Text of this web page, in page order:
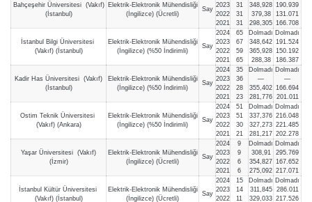
Bahçeşehir Üniversitesi (Vakıf)
(İstanbul)
Elektrik-Elektronik Mühendisliği
(İngilizce) (Ücretli)
Say
2023
2022
2021
31
31
31
348,928
379,38
298,305
190.939
131.071
166.708
İstanbul Bilgi Üniversitesi
(Vakıf) (İstanbul)
Elektrik-Elektronik Mühendisliği
(İngilizce) (%50 İndirimli)
Say
2024
2023
2022
2021
65
67
59
65
Dolmadı
348,642
365,928
288,38
Dolmadı
191.524
150.192
186.387
Kadir Has Üniversitesi (Vakıf)
(İstanbul)
Elektrik-Elektronik Mühendisliği
(İngilizce) (%50 İndirimli)
Say
2024
2023
2022
2021
35
36
28
23
Dolmadı
—
355,402
281,776
Dolmadı
—
166.694
201.011
Ostim Teknik Üniversitesi
(Vakıf) (Ankara)
Elektrik-Elektronik Mühendisliği
(İngilizce) (%50 İndirimli)
Say
2024
2023
2022
2021
51
51
30
21
Dolmadı
337,376
327,273
281,217
Dolmadı
216.048
221.485
202.278
Yaşar Üniversitesi (Vakıf)
(İzmir)
Elektrik-Elektronik Mühendisliği
(İngilizce) (Ücretli)
Say
2024
2023
2022
2021
9
9
6
6
Dolmadı
308,91
354,827
275,092
Dolmadı
295.769
167.652
217.071
İstanbul Kültür Üniversitesi
(Vakıf) (İstanbul)
Elektrik-Elektronik Mühendisliği
(İngilizce) (Ücretli)
Say
2024
2023
2022
15
14
11
Dolmadı
311,845
329,033
Dolmadı
286.011
217.526